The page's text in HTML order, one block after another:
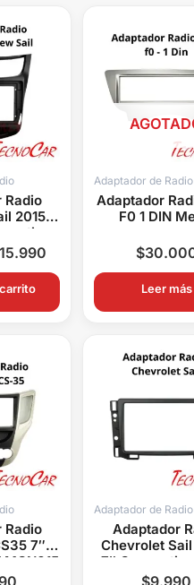
Radio
2015+
15.990
Adaptador de Radio
Adaptador
F0 1 DIN
$
Leer más
Radio
7″
Adaptador de Radio
Adaptador
Chevrolet Sail
7″ Connection
002